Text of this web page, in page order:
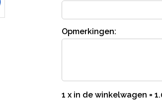
Opmerkingen:
1 x in de winkelwagen =